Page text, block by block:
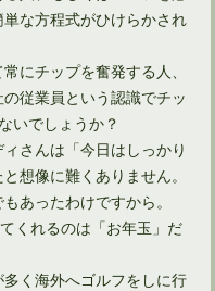
はあるか？ないのか？
ンド中に帽子を被る」
OKなのかNGなのか
らい時間を掛けてる？
な方程式がひけらかされ
にチップを奮発する人、
従業員という認識でチッ
いでしょうか？
さんは「今日はしっかり
想像に難くありません。
あったわけですから。
くれるのは「お年玉」だ
く海外へゴルフをしに行